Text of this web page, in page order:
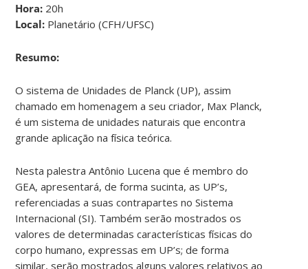
Hora: 20h
Local: Planetário (CFH/UFSC)
Resumo:
O sistema de Unidades de Planck (UP), assim
chamado em homenagem a seu criador, Max Planck,
é um sistema de unidades naturais que encontra
grande aplicação na física teórica.
Nesta palestra Antônio Lucena que é membro do
GEA, apresentará, de forma sucinta, as UP’s,
referenciadas a suas contrapartes no Sistema
Internacional (SI). Também serão mostrados os
valores de determinadas características físicas do
corpo humano, expressas em UP’s; de forma
similar, serão mostrados alguns valores relativos ao